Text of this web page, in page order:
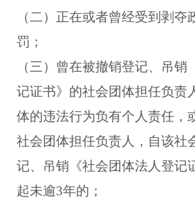
（二）正在或者曾经受到剥夺
罚；
（三）曾在被撤销登记、吊销
记证书》的社会团体担任负责
体的违法行为负有个人责任，
社会团体担任负责人，自该社
记、吊销《社会团体法人登记
起未逾3年的；